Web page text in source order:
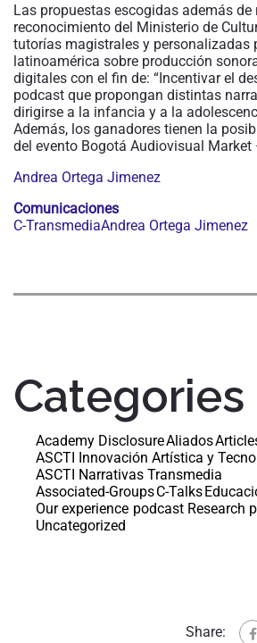
Las propuestas escogidas además de
reconocimiento del Ministerio de
tutorías magistrales y personalizadas
latinoamérica sobre producción
digitales con el fin de: “Incentivar el
podcast que propongan distintas
dirigirse a la infancia y a la
Además, los ganadores tienen la
del evento Bogotá Audiovisual Market
Andrea Ortega Jimenez
Comunicaciones
C-TransmediaAndrea Ortega Jimenez
Categories
Academy DisclosureAliados
ASCTI Innovación Artística y
ASCTI Narrativas Transmedia
Associated-GroupsC-Talks
Our experience podcast Research
Uncategorized
Share: